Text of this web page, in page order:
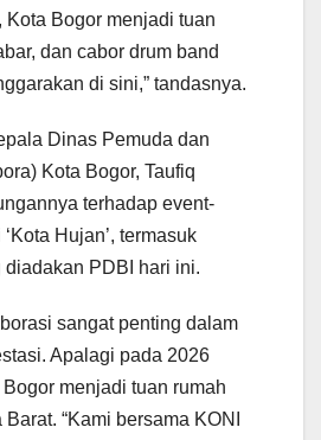
Kota Bogor menjadi tuan
dan cabor drum band
di sini,” tandasnya.
Dinas Pemuda dan
Kota Bogor, Taufiq
terhadap event-
Hujan’, termasuk
PDBI hari ini.
sangat penting dalam
Apalagi pada 2026
menjadi tuan rumah
“Kami bersama KONI